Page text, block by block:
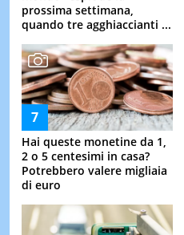
prossima settimana,
quando tre agghiaccianti ...
Hai queste monetine da 1,
2 o 5 centesimi in casa?
Potrebbero valere migliaia
di euro